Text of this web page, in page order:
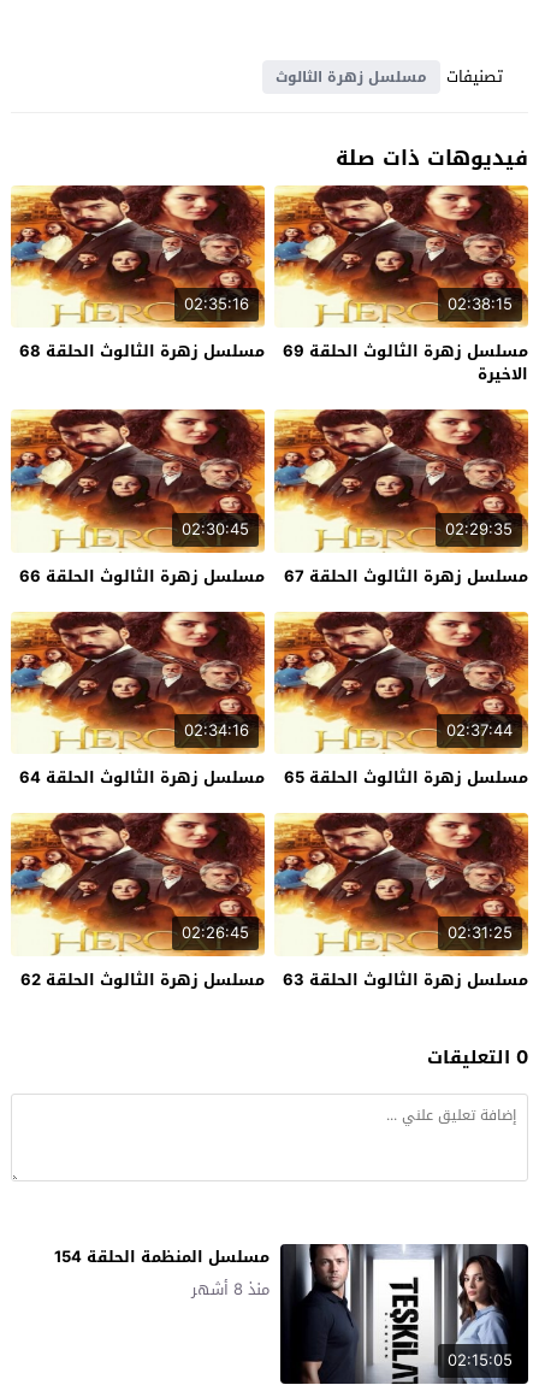
تصنيفات مسلسل زهرة الثالوث
فيديوهات ذات صلة
02:38:15
مسلسل زهرة الثالوث الحلقة 69
الاخيرة
02:35:16
مسلسل زهرة الثالوث الحلقة 68
02:29:35
مسلسل زهرة الثالوث الحلقة 67
02:30:45
مسلسل زهرة الثالوث الحلقة 66
02:37:44
مسلسل زهرة الثالوث الحلقة 65
02:34:16
مسلسل زهرة الثالوث الحلقة 64
02:31:25
مسلسل زهرة الثالوث الحلقة 63
02:26:45
مسلسل زهرة الثالوث الحلقة 62
0 التعليقات
02:15:05
مسلسل المنظمة الحلقة 154
منذ 8 أشهر